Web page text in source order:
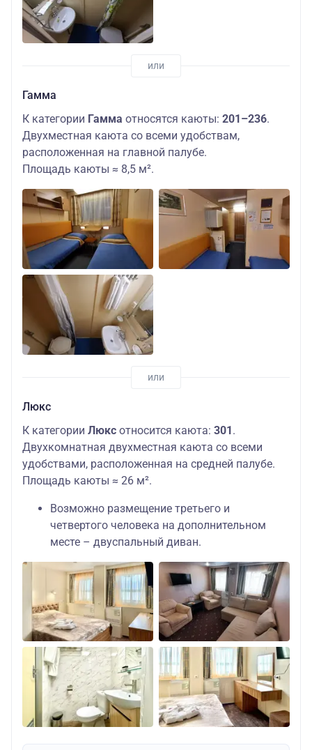
Гамма
К категории Гамма относятся каюты: 201–236.
Двухместная каюта со всеми удобствам,
расположенная на главной палубе.
Площадь каюты ≈ 8,5 м².
Люкс
К категории Люкс относится каюта: 301.
Двухкомнатная двухместная каюта со всеми
удобствами, расположенная на средней палубе.
Площадь каюты ≈ 26 м².
Возможно размещение третьего и
четвертого человека на дополнительном
месте – двуспальный диван.